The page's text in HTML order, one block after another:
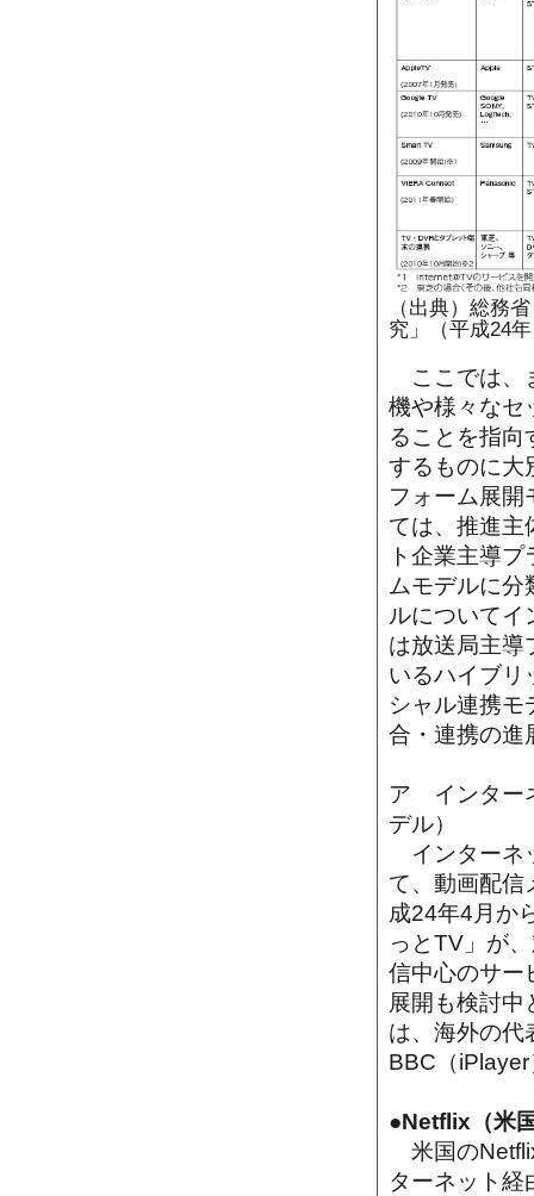
（出典）総務
究」（平成24
ここでは、
機や様々なセ
ることを指向
するものに大
フォーム展
ては、推進
ト企業主導
ムモデルに
ルについてイ
は放送局主導
いるハイブリ
シャル連携モ
合・連携の進
ア インター
デル）
インターネ
て、動画配信
成24年4月か
っとTV」が
信中心のサー
展開も検討中
は、海外の代
BBC（
●Netflix（米
米国の
ターネット経